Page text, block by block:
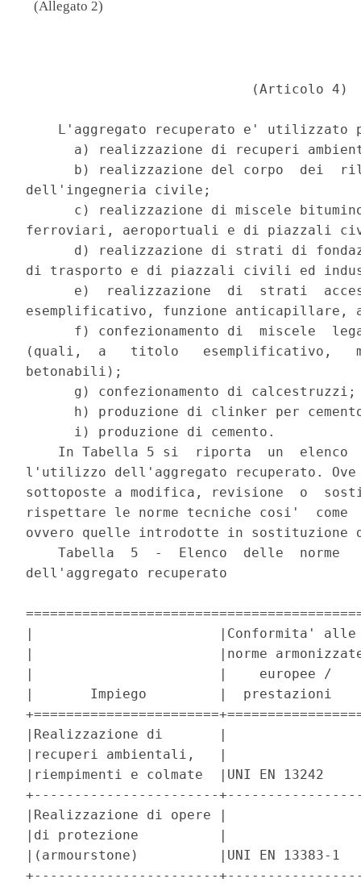
(Allegato 2)
                            (Articolo 4)
L'aggregato recuperato e' utilizzato
a) realizzazione di recuperi
b) realizzazione del corpo  dei
dell'ingegneria civile;
c) realizzazione di miscele
ferroviari, aeroportuali e di piazzali
d) realizzazione di strati di
di trasporto e di piazzali civili ed
e)  realizzazione  di  strati
esemplificativo, funzione anticapillare,
f) confezionamento di  miscele
(quali,  a   titolo   esemplificativo,
betonabili);
g) confezionamento di
h) produzione di clinker per
      i) produzione di cemento.
In Tabella 5 si  riporta  un  elenco
l'utilizzo dell'aggregato recuperato.
sottoposte a modifica, revisione  o
rispettare le norme tecniche cosi'
ovvero quelle introdotte in
Tabella  5  -  Elenco  delle  norme
dell'aggregato recuperato
|                       |Conformita'
|                       |norme
|                       |    europee
|       Impiego         |  prestazioni
|Realizzazione di       |
|recuperi ambientali,   |
|riempimenti e colmate  |UNI EN 13242
+-----------------------
|Realizzazione di opere |
|di protezione          |
|(armourstone)          |UNI EN 13383-
+-----------------------